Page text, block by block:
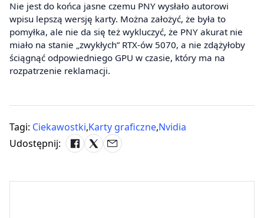
Nie jest do końca jasne czemu PNY wysłało autorowi
wpisu lepszą wersję karty. Można założyć, że była to
pomyłka, ale nie da się też wykluczyć, że PNY akurat nie
miało na stanie „zwykłych” RTX-ów 5070, a nie zdążyłoby
ściągnąć odpowiedniego GPU w czasie, który ma na
rozpatrzenie reklamacji.
Tagi: Ciekawostki,Karty graficzne,Nvidia
Udostępnij: